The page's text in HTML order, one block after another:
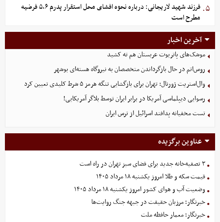
۵.
فرزند شهید لاریجانی: درباره نحوه افشای محل استقرار پدرم ۵،۶ فرضیه
مطرح است
آخرین اخبار
موشک‌های پاتریوت عربستان هم ته‌ کشید
روس‌اتم در حال بازگرداندن متخصصان به نیروگاه هسته‌ای بوشهر
وال‌استریت ژورنال: تهران برای بازگشایی تنگه هرمز ۵ شرط کلیدی تعیین کرد
رسوایی دیپلماسی آمریکا در برابر ایران توسط بلاگر آمریکایی!
تست مخفیانه پدافند اسرائیل از ترس ایران
عناوین برگزیده
۳ تصفیه‌خانه جدید برای فضای سبز تهران در راه است
قیمت سکه و طلا امروز یکشنبه ۱۸ مرداد ۱۴۰۵
وضعیت آب و هوای کشور امروز یکشنبه ۱۸ مرداد ۱۴۰۵
خبرنگار؛ مرزبان حقیقت در جبهه جنگ روایت‌ها
خبرنگار؛ معمار حافظه ملت